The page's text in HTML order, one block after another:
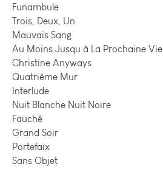
Funambule
Trois, Deux, Un
Mauvais Sang
Au Moins Jusqu à La Prochaine Vie
Christine Anyways
Quatrième Mur
Interlude
Nuit Blanche Nuit Noire
Fauché
Grand Soir
Portefaix
Sans Objet